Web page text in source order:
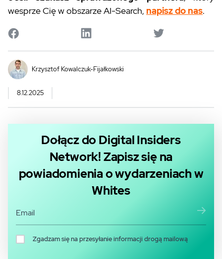
wesprze Cię w obszarze AI-Search, napisz do nas.
Krzysztof Kowalczuk-Fijałkowski
8.12.2025
Dołącz do Digital Insiders
Network! Zapisz się na
powiadomienia o wydarzeniach w
Whites
Zgadzam się na przesyłanie informacji drogą mailową